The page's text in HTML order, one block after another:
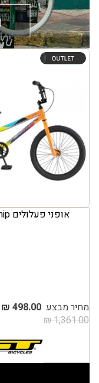
אופני פעלולים GT Friend Ship
אופני פעלולים GT Friend Ship
מחיר מבצע 498.00 ₪
1,361.00 ₪